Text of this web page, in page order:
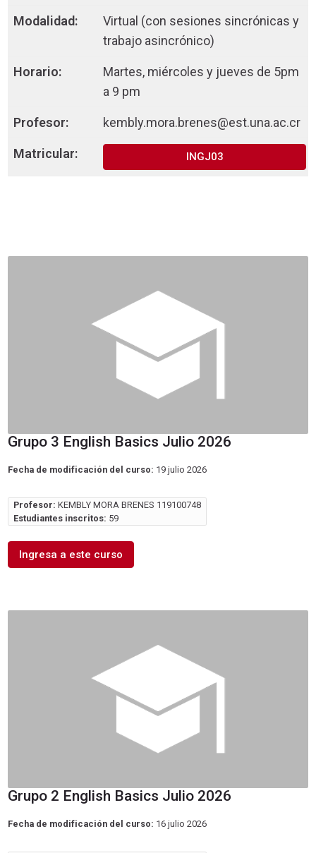
Virtual (con sesiones sincrónicas y
trabajo asincrónico)
Martes, miércoles y jueves de 5pm
a 9 pm
kembly.mora.brenes@est.una.ac.cr
INGJ03
Grupo 3 English Basics Julio 2026
Fecha de modificación del curso: 19 julio 2026
Profesor: KEMBLY MORA BRENES 119100748
Estudiantes inscritos: 59
Ingresa a este curso
Grupo 2 English Basics Julio 2026
Fecha de modificación del curso: 16 julio 2026